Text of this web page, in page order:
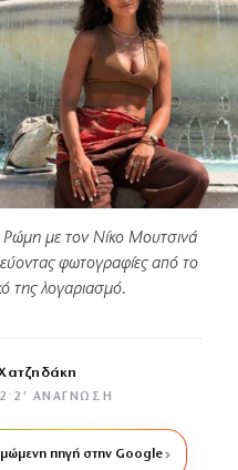
Ρώμη με τον Νίκο Μουτσινά
φωτογραφίες από το
της λογαριασμό.
· 2′ ΑΝΆΓΝΩΣΗ
πηγή στην Google